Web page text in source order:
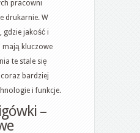
pracowni
drukarnie. W
gdzie jakość i
mają kluczowe
te stale się
bardziej
i funkcje.
–